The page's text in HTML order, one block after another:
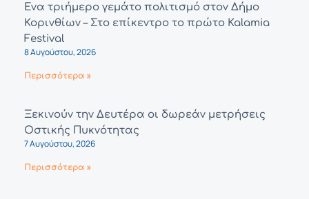
Ένα τριήμερο γεμάτο πολιτισμό στον Δήμο
Κορινθίων – Στο επίκεντρο το πρώτο Kalamia
Festival
8 Αυγούστου, 2026
Περισσότερα »
Ξεκινούν την Δευτέρα οι δωρεάν μετρήσεις
Οστικής Πυκνότητας
7 Αυγούστου, 2026
Περισσότερα »